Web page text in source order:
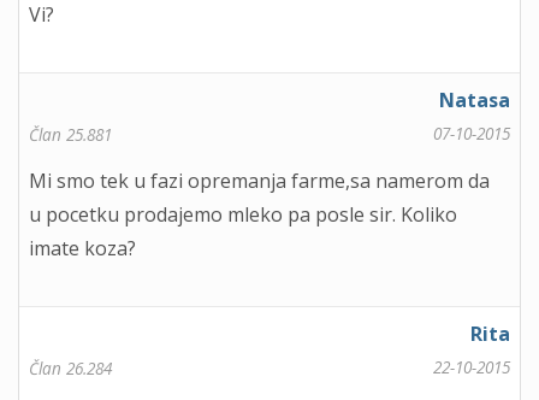
Vi?
Natasa
Član 25.881 07-10-2015
Mi smo tek u fazi opremanja farme,sa namerom da
u pocetku prodajemo mleko pa posle sir. Koliko
imate koza?
Rita
Član 26.284 22-10-2015